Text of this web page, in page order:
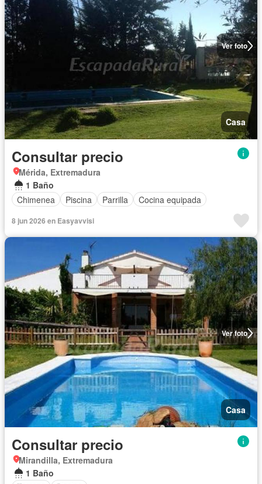
Ver foto
Casa
Consultar precio
Mérida, Extremadura
1 Baño
Chimenea
Piscina Parrilla Cocina equipada
8 jun 2026 en Easyavvisi
Ver foto
Casa
Consultar precio
Mirandilla, Extremadura
1 Baño